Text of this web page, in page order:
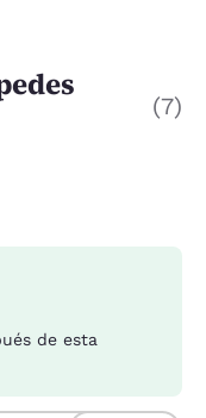
(7)
de esta